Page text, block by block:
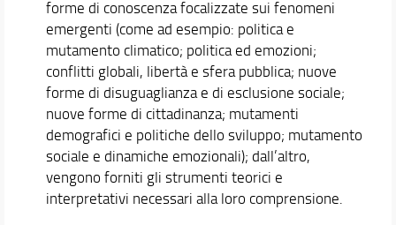
forme di conoscenza focalizzate sui fenomeni
emergenti (come ad esempio: politica e
mutamento climatico; politica ed emozioni;
conflitti globali, libertà e sfera pubblica; nuove
forme di disuguaglianza e di esclusione sociale;
nuove forme di cittadinanza; mutamenti
demografici e politiche dello sviluppo; mutamento
sociale e dinamiche emozionali); dall’altro,
vengono forniti gli strumenti teorici e
interpretativi necessari alla loro comprensione.